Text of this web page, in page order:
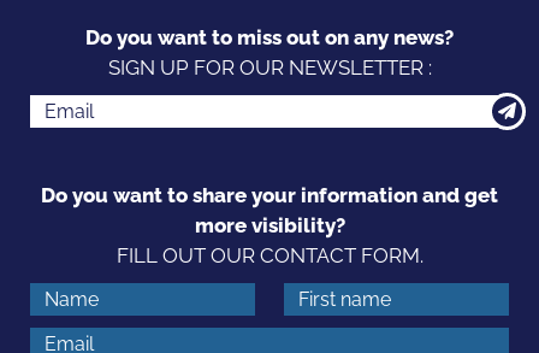
Do you want to miss out on any news?
SIGN UP FOR OUR NEWSLETTER :
Do you want to share your information and get
more visibility?
FILL OUT OUR CONTACT FORM.